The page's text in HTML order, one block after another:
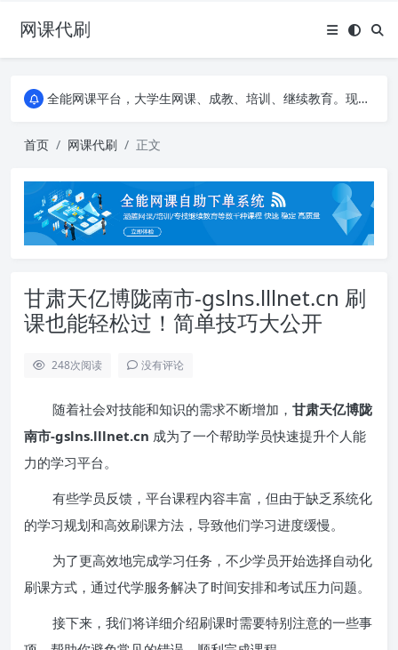
网课代刷
AI论文写作平台，根据真实文献内容生成论文
全能网课平台，大学生网课、成教、培训、继续教育。现已接入代刷代考项目3000+
全能网课平台，大学生网课、成教、培训、继续教育。现已接入代刷代考项目3000+
首页 网课代刷 正文
甘肃天亿博陇南市-gslns.lllnet.cn 刷
课也能轻松过！简单技巧大公开
248次阅读 没有评论
随着社会对技能和知识的需求不断增加， 甘肃天亿博陇
南市-gslns.lllnet.cn 成为了一个帮助学员快速提升个人能
力的学习平台。
有些学员反馈，平台课程内容丰富，但由于缺乏系统化
的学习规划和高效刷课方法，导致他们学习进度缓慢。
为了更高效地完成学习任务，不少学员开始选择自动化
刷课方式，通过代学服务解决了时间安排和考试压力问题。
接下来，我们将详细介绍刷课时需要特别注意的一些事